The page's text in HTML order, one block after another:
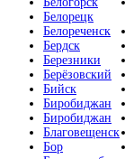
Белорецк
Белореченск
Бердск
Березники
Берёзовский
Бийск
Биробиджан
Биробиджан
Благовещенск
Бор